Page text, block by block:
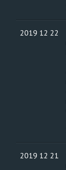
2019 12 22
2019 12 21